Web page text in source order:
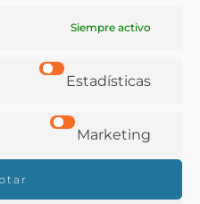
Siempre activo
Estadísticas
Marketing